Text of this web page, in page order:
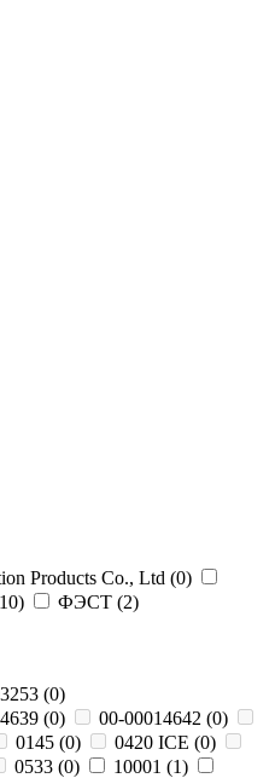
Products Co., Ltd (0)
10) ФЭСТ (2)
(0)
(0) 00-00014642 (0)
0145 (0) 0420 ICE (0)
0533 (0) 10001 (1)